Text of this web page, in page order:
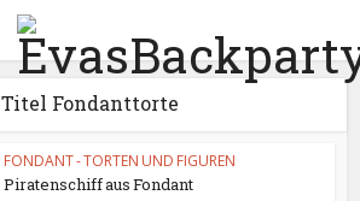
Titel Fondanttorte
FONDANT - TORTEN UND FIGUREN
Piratenschiff aus Fondant